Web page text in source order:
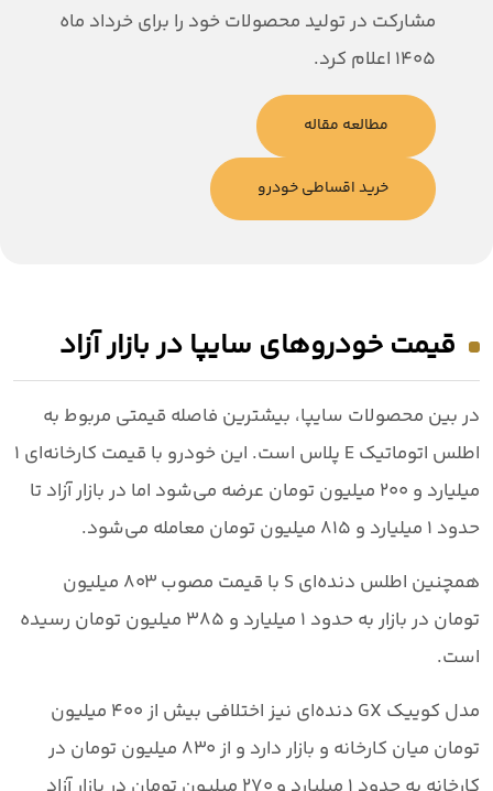
مشارکت در تولید محصولات خود را برای خرداد ماه
۱۴۰۵ اعلام کرد.
مطالعه مقاله
خرید اقساطی خودرو
قیمت خودروهای سایپا در بازار آزاد
در بین محصولات سایپا، بیشترین فاصله قیمتی مربوط به
اطلس اتوماتیک E پلاس
است. این خودرو با قیمت کارخانه‌ای ۱
میلیارد و ۲۰۰ میلیون تومان
عرضه می‌شود اما در بازار آزاد تا
حدود ۱ میلیارد و ۸۱۵ میلیون تومان
معامله می‌شود.
همچنین اطلس دنده‌ای S با قیمت مصوب
۸۰۳ میلیون
تومان در بازار به حدود ۱ میلیارد و ۳۸۵ میلیون تومان
رسیده
است.
مدل کوییک GX دنده‌ای نیز اختلافی بیش از
۴۰۰ میلیون
تومان میان کارخانه و بازار دارد و از
۸۳۰ میلیون تومان در